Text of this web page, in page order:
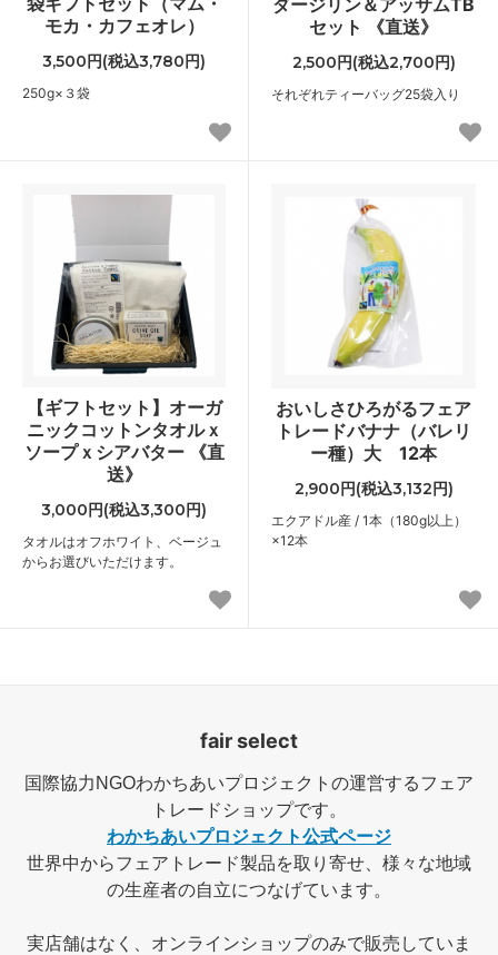
モカ・カフェオレ）
3,500円(税込3,780円)
250g×３袋
ダージリン＆アッサムTB
セット 《直送》
2,500円(税込2,700円)
それぞれティーバッグ25袋入り
【ギフトセット】オーガ
ニックコットンタオルｘ
ソープｘシアバター 《直
送》
3,000円(税込3,300円)
タオルはオフホワイト、ベージュ
からお選びいただけます。
おいしさひろがるフェア
トレードバナナ（バレリ
ー種）大 12本
2,900円(税込3,132円)
エクアドル産 / 1本（180g以上）
×12本
fair select
国際協力NGOわかちあいプロジェクトの運営するフェア
トレードショップです。
わかちあいプロジェクト公式ページ
世界中からフェアトレード製品を取り寄せ、様々な地域
の生産者の自立につなげています。
実店舗はなく、オンラインショップのみで販売していま